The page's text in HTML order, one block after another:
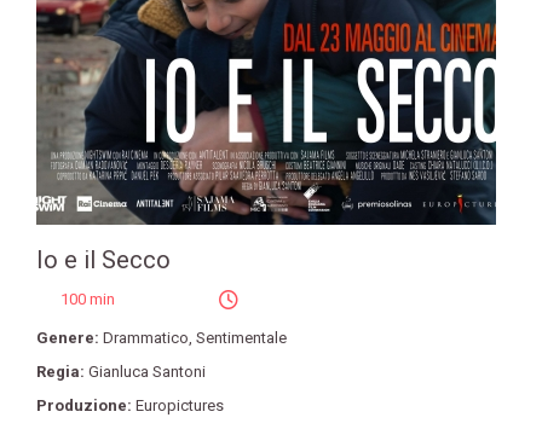
Io e il Secco
100 min
Genere: Drammatico, Sentimentale
Regia: Gianluca Santoni
Produzione: Europictures